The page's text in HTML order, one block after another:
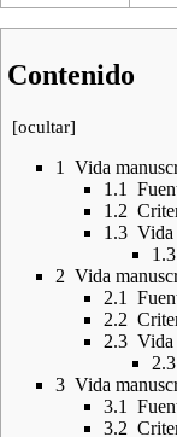
Contenido
[ocultar]
1
Vida
1.1
1.2
1.3 Vida
2 Vida
2.1
2.2
2.3 Vida
3 Vida
3.1
3.2